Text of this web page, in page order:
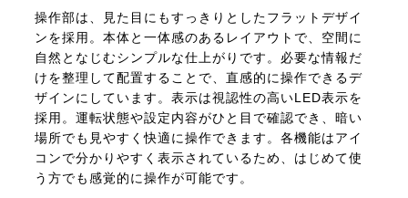
操作部は、見た目にもすっきりとしたフラットデザイ
ンを採用。本体と一体感のあるレイアウトで、空間に
自然となじむシンプルな仕上がりです。必要な情報だ
けを整理して配置することで、直感的に操作できるデ
ザインにしています。表示は視認性の高いLED表示を
採用。運転状態や設定内容がひと目で確認でき、暗い
場所でも見やすく快適に操作できます。各機能はアイ
コンで分かりやすく表示されているため、はじめて使
う方でも感覚的に操作が可能です。